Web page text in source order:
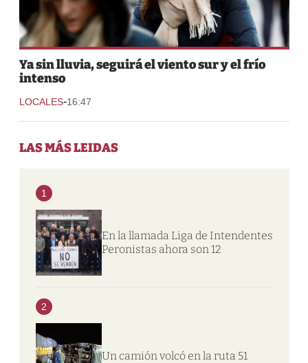
Ya sin lluvia, seguirá el viento sur y el frío
intenso
LOCALES-16:47
LAS MÁS LEIDAS
1
En la llamada Liga de Intendentes
Peronistas ahora son 12
2
Un camión volcó en la ruta 51